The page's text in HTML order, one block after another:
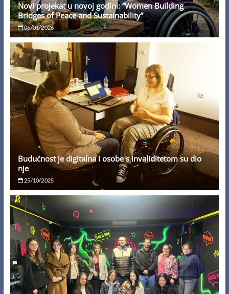
Novi projekat u novoj godini: “Women Building
Bridges of Peace and Sustainability”
06/01/2026
Budućnost je digitalna i osobe s invaliditetom su dio
nje
25/10/2025